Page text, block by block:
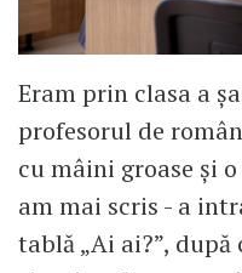
Eram prin clasa a
profesorul de
cu mâini groase și
am mai scris - a
tablă „Ai ai?”,